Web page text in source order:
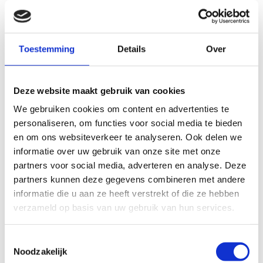
Toestemming Details Over
Deze website maakt gebruik van cookies
We gebruiken cookies om content en advertenties te
personaliseren, om functies voor social media te bieden
en om ons websiteverkeer te analyseren. Ook delen we
informatie over uw gebruik van onze site met onze
partners voor social media, adverteren en analyse. Deze
partners kunnen deze gegevens combineren met andere
informatie die u aan ze heeft verstrekt of die ze hebben
verzameld op basis van uw gebruik van hun services.
Noodzakelijk